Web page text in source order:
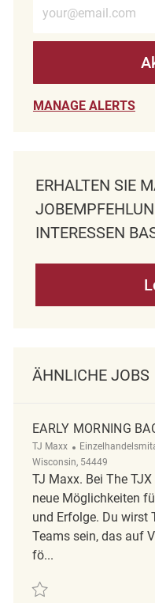
MANAGE ALERTS
ERHALTEN SIE
NTERESSEN
ÄHNLICHE JOBS
EARLY MORNING
TJ Maxx Kategorie
Wisconsin, 54449
TJ Maxx. Bei The
neue Möglichkeiten
und Erfolge. Du wirst
Teams sein, das auf
fö...
Retten Early Morning